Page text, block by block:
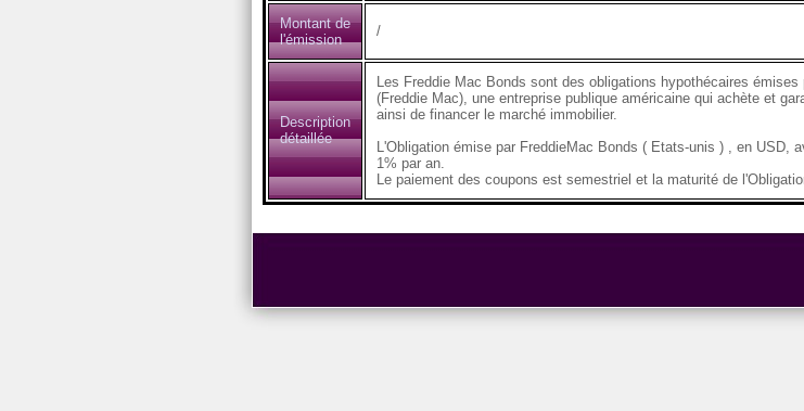
Montant de
l'émission
/
Description
détaillée
Les Freddie Mac Bonds sont des obligations hypothécaires
(Freddie Mac), une entreprise publique américaine qui achète et
ainsi de financer le marché immobilier.
L'Obligation émise par FreddieMac Bonds ( Etats-unis ) , en USD,
1% par an.
Le paiement des coupons est semestriel et la maturité de